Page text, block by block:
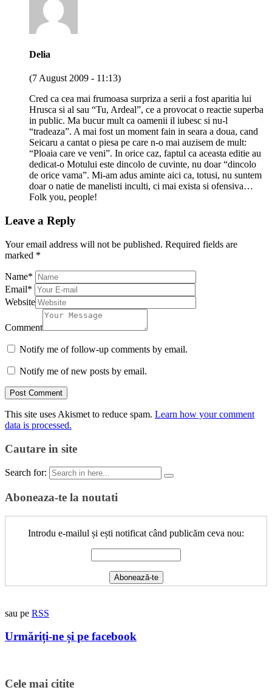
Delia
(7 August 2009 - 11:13)
Cred ca cea mai frumoasa surpriza a serii a fost aparitia lui
Hrusca si al sau “Tu, Ardeal”, ce a provocat o reactie superba
in public. Ma bucur mult ca oamenii il iubesc si nu-l
“tradeaza”. A mai fost un moment fain in seara a doua, cand
Seicaru a cantat o piesa pe care n-o mai auzisem de mult:
“Ploaia care ve veni”. In orice caz, faptul ca aceasta editie au
dedicat-o Motului este dincolo de cuvinte, nu doar “dincolo
de orice vama”. Mi-am adus aminte aici ca, totusi, nu suntem
doar o natie de manelisti inculti, ci mai exista si ofensiva…
Folk you, people!
Leave a Reply
Your email address will not be published. Required fields are
marked *
Name*
Email*
Website
Comment
Notify me of follow-up comments by email.
Notify me of new posts by email.
This site uses Akismet to reduce spam. Learn how your comment
data is processed.
Cautare in site
Search for:
Aboneaza-te la noutati
Introdu e-mailul și ești notificat când publicăm ceva nou:
sau pe RSS
Urmăriți-ne și pe facebook
Cele mai citite